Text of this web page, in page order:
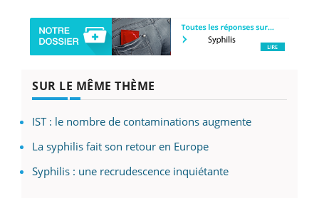
SUR LE MÊME THÈME
IST : le nombre de contaminations augmente
La syphilis fait son retour en Europe
Syphilis : une recrudescence inquiétante